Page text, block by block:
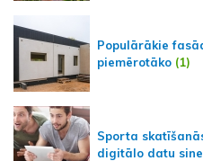
Populārākie
piemērotāko (1)
Sporta
digitālo datu